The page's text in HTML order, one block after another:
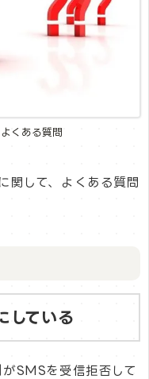
くある質問
関して、よくある質問
している
SMSを受信拒否して